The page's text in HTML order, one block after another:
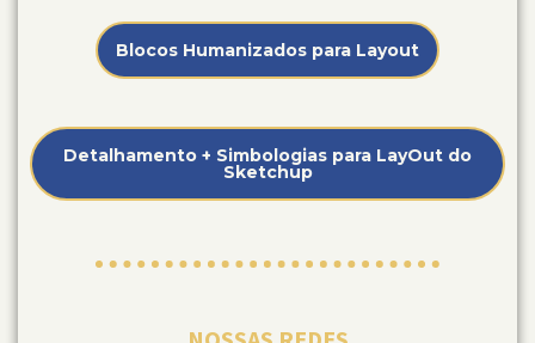
Blocos Humanizados para Layout
Detalhamento + Simbologias para LayOut do
Sketchup